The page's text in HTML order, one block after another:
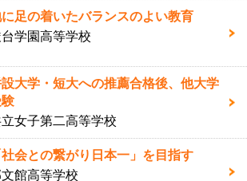
足の着いたバランスのよい教育
学園高等学校
大学・短大への推薦合格後、他大学
女子第二高等学校
社会との繋がり日本一」を目指す
館高等学校